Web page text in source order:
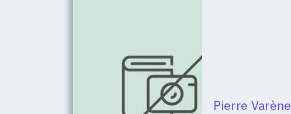
Pierre Varène